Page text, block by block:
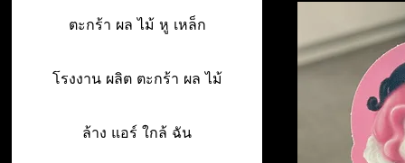
ตะกร้า ผล ไม้ หู เหล็ก
โรงงาน ผลิต ตะกร้า ผล ไม้
ล้าง แอร์ ใกล้ ฉัน